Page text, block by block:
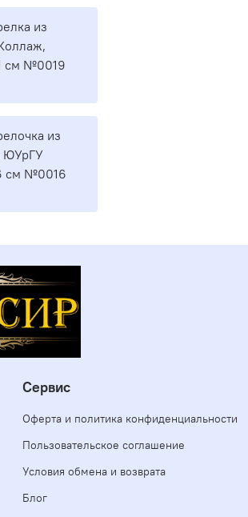
из
см №0019
из
ЮУрГУ
см №0016
Сервис
Оферта и политика конфиденциальности
Пользовательское соглашение
Условия обмена и возврата
Блог